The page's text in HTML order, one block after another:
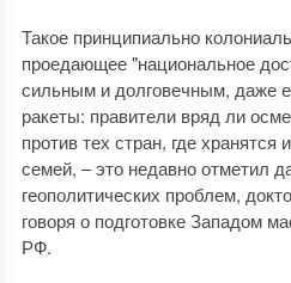
Такое принципиально
проедающее "национальное
сильным и долговечным, даже
ракеты: правители вряд ли
против тех стран, где
семей, ‒ это недавно отметил
геополитических проблем,
говоря о подготовке Западом
РФ.